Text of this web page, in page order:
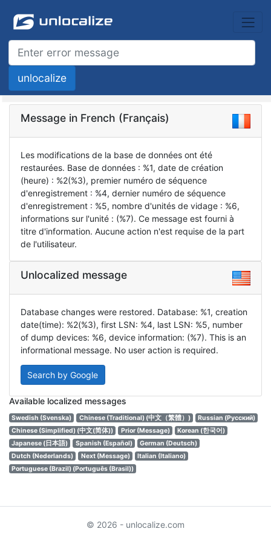
Message in French (Français)
Les modifications de la base de données ont été
restaurées. Base de données : %1, date de création
(heure) : %2(%3), premier numéro de séquence
d'enregistrement : %4, dernier numéro de séquence
d'enregistrement : %5, nombre d'unités de vidage : %6,
informations sur l'unité : (%7). Ce message est fourni à
titre d'information. Aucune action n'est requise de la part
de l'utilisateur.
Unlocalized message
Database changes were restored. Database: %1, creation
date(time): %2(%3), first LSN: %4, last LSN: %5, number
of dump devices: %6, device information: (%7). This is an
informational message. No user action is required.
Search by Google
Available localized messages
Swedish (Svenska) Chinese (Traditional) (中文（繁體）)
Russian (Русский)
Chinese (Simplified) (中文(简体))
Prior (Message)
Korean (한국어)
Japanese (日本語)
Spanish (Español)
German (Deutsch)
Dutch (Nederlands)
Next (Message)
Italian (Italiano)
Portuguese (Brazil) (Português (Brasil))
© 2026 - unlocalize.com